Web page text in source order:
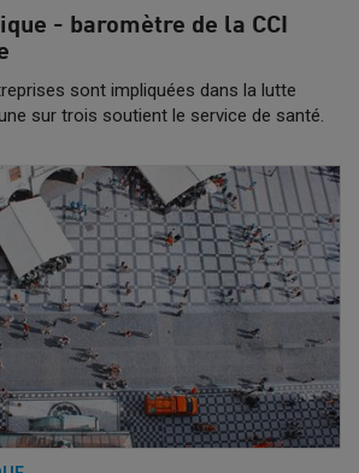
- baromètre de la CCI
sont impliquées dans la lutte
sur trois soutient le service de santé.